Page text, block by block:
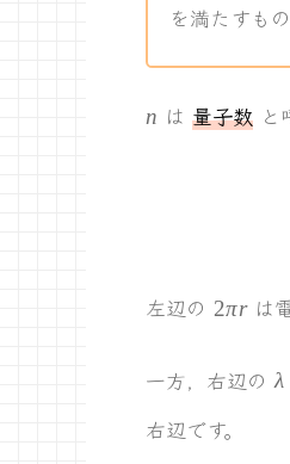
を満たすも
n は 量子数 と
左辺の 2\pi
r2πrは
一方，右辺のλ
右辺です。